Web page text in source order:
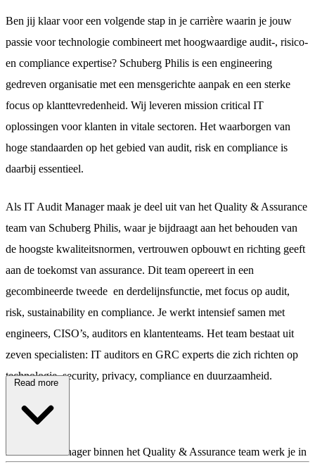
Ben jij klaar voor een volgende stap in je carrière waarin je jouw
passie voor technologie combineert met hoogwaardige audit-, risico-
en compliance expertise? Schuberg Philis is een engineering
gedreven organisatie met een mensgerichte aanpak en een sterke
focus op klanttevredenheid. Wij leveren mission critical IT
oplossingen voor klanten in vitale sectoren. Het waarborgen van
hoge standaarden op het gebied van audit, risk en compliance is
daarbij essentieel.
Als IT Audit Manager maak je deel uit van het Quality & Assurance
team van Schuberg Philis, waar je bijdraagt aan het behouden van
de hoogste kwaliteitsnormen, vertrouwen opbouwt en richting geeft
aan de toekomst van assurance. Dit team opereert in een
gecombineerde tweede en derdelijnsfunctie, met focus op audit,
risk, sustainability en compliance. Je werkt intensief samen met
engineers, CISO’s, auditors en klantenteams. Het team bestaat uit
zeven specialisten: IT auditors en GRC experts die zich richten op
technologie, security, privacy, compliance en duurzaamheid.
De rol
Als Audit Manager binnen het Quality & Assurance team werk je in
Read more